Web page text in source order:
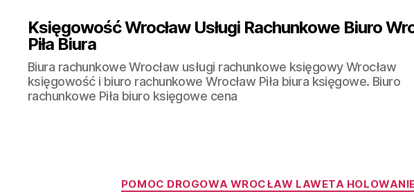
Księgowość Wrocław Usługi Rachunkowe Biuro
Piła Biura
Biura rachunkowe Wrocław usługi rachunkowe księgowy Wrocław
księgowość i biuro rachunkowe Wrocław Piła biura księgowe. Biuro
rachunkowe Piła biuro księgowe cena
POMOC DROGOWA WROCŁAW LAWETA